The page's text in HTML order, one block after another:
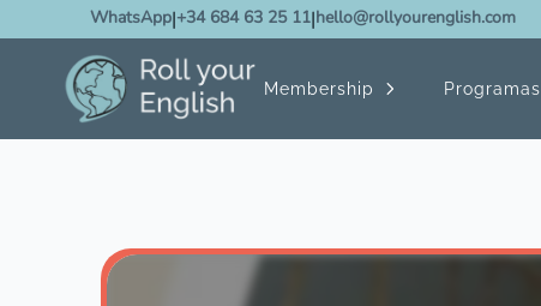
WhatsApp|+34 684 63 25 11|hello@rollyourenglish.com
Membership Programas